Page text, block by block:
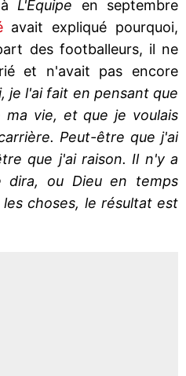
L'Équipe en septembre
avait expliqué pourquoi,
des footballeurs, il ne
et n'avait pas encore
je l'ai fait en pensant que
vie, et que je voulais
Peut-être que j'ai
que j'ai raison. Il n'y a
dira, ou Dieu en temps
choses, le résultat est